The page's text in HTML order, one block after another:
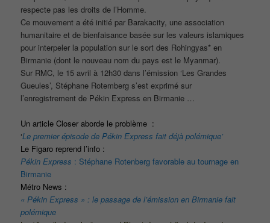
respecte pas les droits de l’Homme.
Ce mouvement a été initié par Barakacity, une association
humanitaire et de bienfaisance basée sur les valeurs islamiques
pour interpeler la population sur le sort des Rohingyas* en
Birmanie (dont le nouveau nom du pays est le Myanmar).
Sur RMC, le 15 avril à 12h30 dans l’émission ‘Les Grandes
Gueules’, Stéphane Rotemberg s’est exprimé sur
l’enregistrement de Pékin Express en Birmanie …
Un article Closer aborde le problème :
‘Le premier épisode de Pékin Express fait déjà polémique’
Le Figaro reprend l’info :
Pékin Express : Stéphane Rotenberg favorable au tournage en
Birmanie
Métro News :
« Pékin Express » : le passage de l’émission en Birmanie fait
polémique